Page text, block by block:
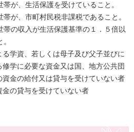
帯が、生活保護を受けていること。
帯が、市町村民税非課税であること。
帯の収入が生活保護基準の１．５倍以
る学資、若しくは母子及び父子並びに
修学に必要な資金又は国、地方公共団
資金の給付又は貸与を受けていない者
金の貸与を受けていない者